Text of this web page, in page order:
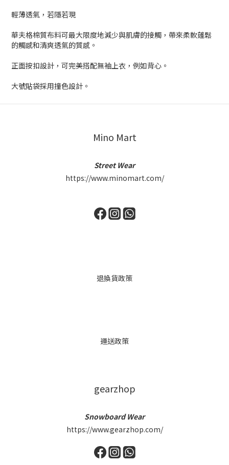
輕薄透氣，若隱若現
華夫格棉質布料可最大限度地減少與肌膚的接觸，帶來柔軟蓬鬆
的觸感和清爽透氣的質感。
正面按扣設計，可完美搭配無袖上衣，例如背心。
大號貼袋採用撞色設計。
Mino Mart
Street Wear
https://www.minomart.com/
退換貨政策
運送政策
gearzhop
Snowboard Wear
https://www.gearzhop.com/